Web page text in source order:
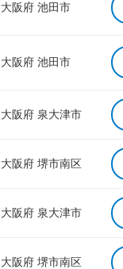
大阪府 池田市
大阪府 池田市
大阪府 泉大津市
大阪府 堺市南区
大阪府 泉大津市
大阪府 堺市南区